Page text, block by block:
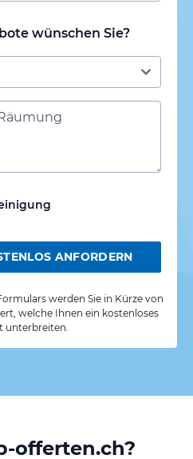
wünschen Sie?
ANFORDERN
werden Sie in Kürze von
welche Ihnen ein kostenloses
unterbreiten.
offerten.ch?